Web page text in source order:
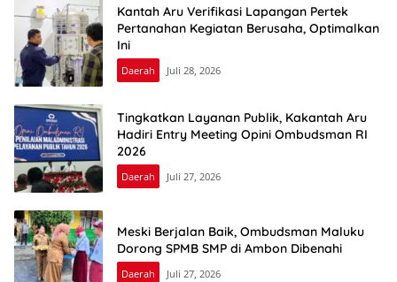
Kantah Aru Verifikasi Lapangan Pertek
Pertanahan Kegiatan Berusaha, Optimalkan
Ini
Daerah Juli 28, 2026
Tingkatkan Layanan Publik, Kakantah Aru
Hadiri Entry Meeting Opini Ombudsman RI
2026
Daerah Juli 27, 2026
Meski Berjalan Baik, Ombudsman Maluku
Dorong SPMB SMP di Ambon Dibenahi
Daerah Juli 27, 2026